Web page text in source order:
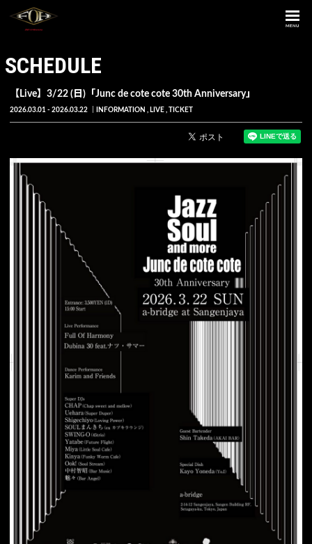
MENU
SCHEDULE
【Live】3/22 (日)「Junc de cote cote 30th Anniversary」
2026.03.01 - 2026.03.22 INFORMATION LIVE TICKET